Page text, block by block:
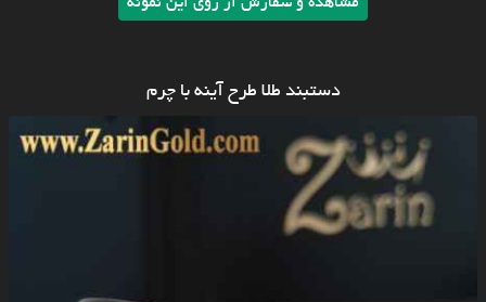
دستبند طلا طرح آینه با چرم